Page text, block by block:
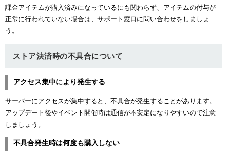
課金アイテムが購入済みになっているにも関わらず、アイテムの付与が
正常に行われていない場合は、サポート窓口に問い合わせをしましょ
う。
ストア決済時の不具合について
アクセス集中により発生する
サーバーにアクセスが集中すると、不具合が発生することがあります。
アップデート後やイベント開催時は通信が不安定になりやすいので注意
しましょう。
不具合発生時は何度も購入しない